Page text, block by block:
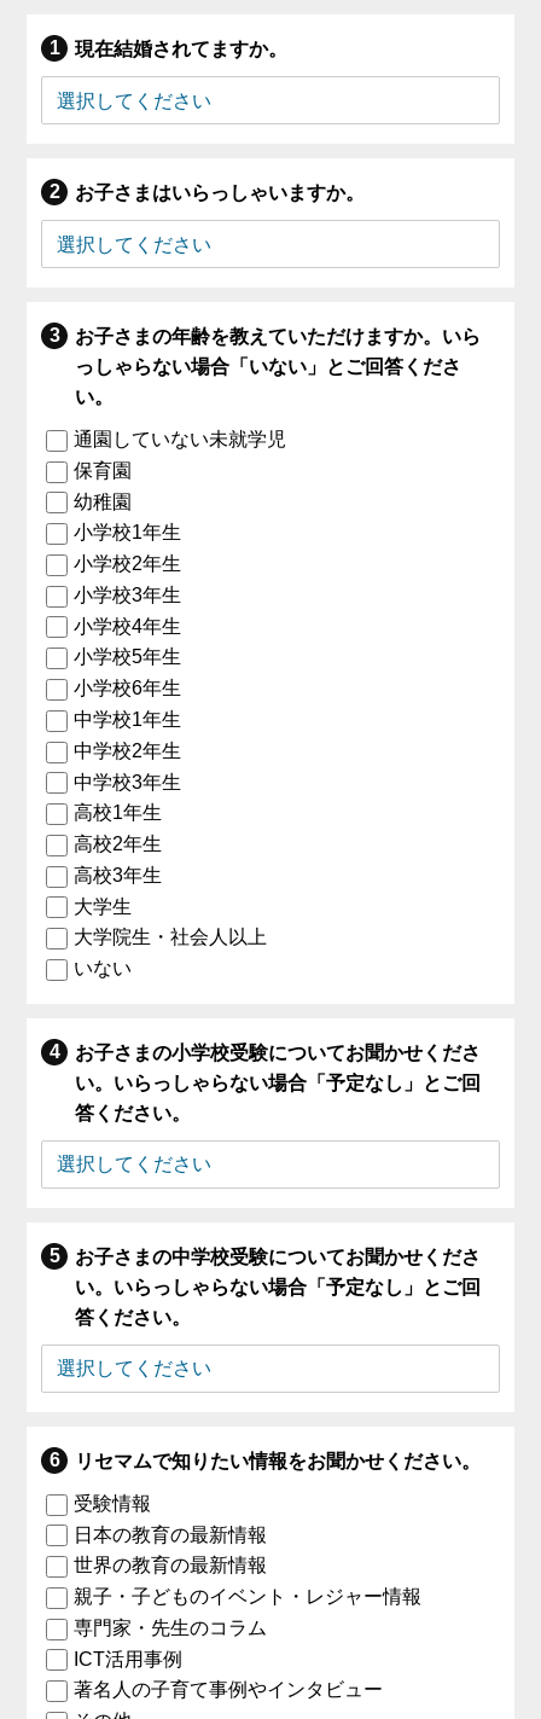
現在結婚されてますか。
お子さまはいらっしゃいますか。
お子さまの年齢を教えていただけますか。いら
っしゃらない場合「いない」とご回答くださ
い。
通園していない未就学児
保育園
幼稚園
小学校1年生
小学校2年生
小学校3年生
小学校4年生
小学校5年生
小学校6年生
中学校1年生
中学校2年生
中学校3年生
高校1年生
高校2年生
高校3年生
大学生
大学院生・社会人以上
いない
お子さまの小学校受験についてお聞かせくださ
い。いらっしゃらない場合「予定なし」とご回
答ください。
お子さまの中学校受験についてお聞かせくださ
い。いらっしゃらない場合「予定なし」とご回
答ください。
リセマムで知りたい情報をお聞かせください。
受験情報
日本の教育の最新情報
世界の教育の最新情報
親子・子どものイベント・レジャー情報
専門家・先生のコラム
ICT活用事例
著名人の子育て事例やインタビュー